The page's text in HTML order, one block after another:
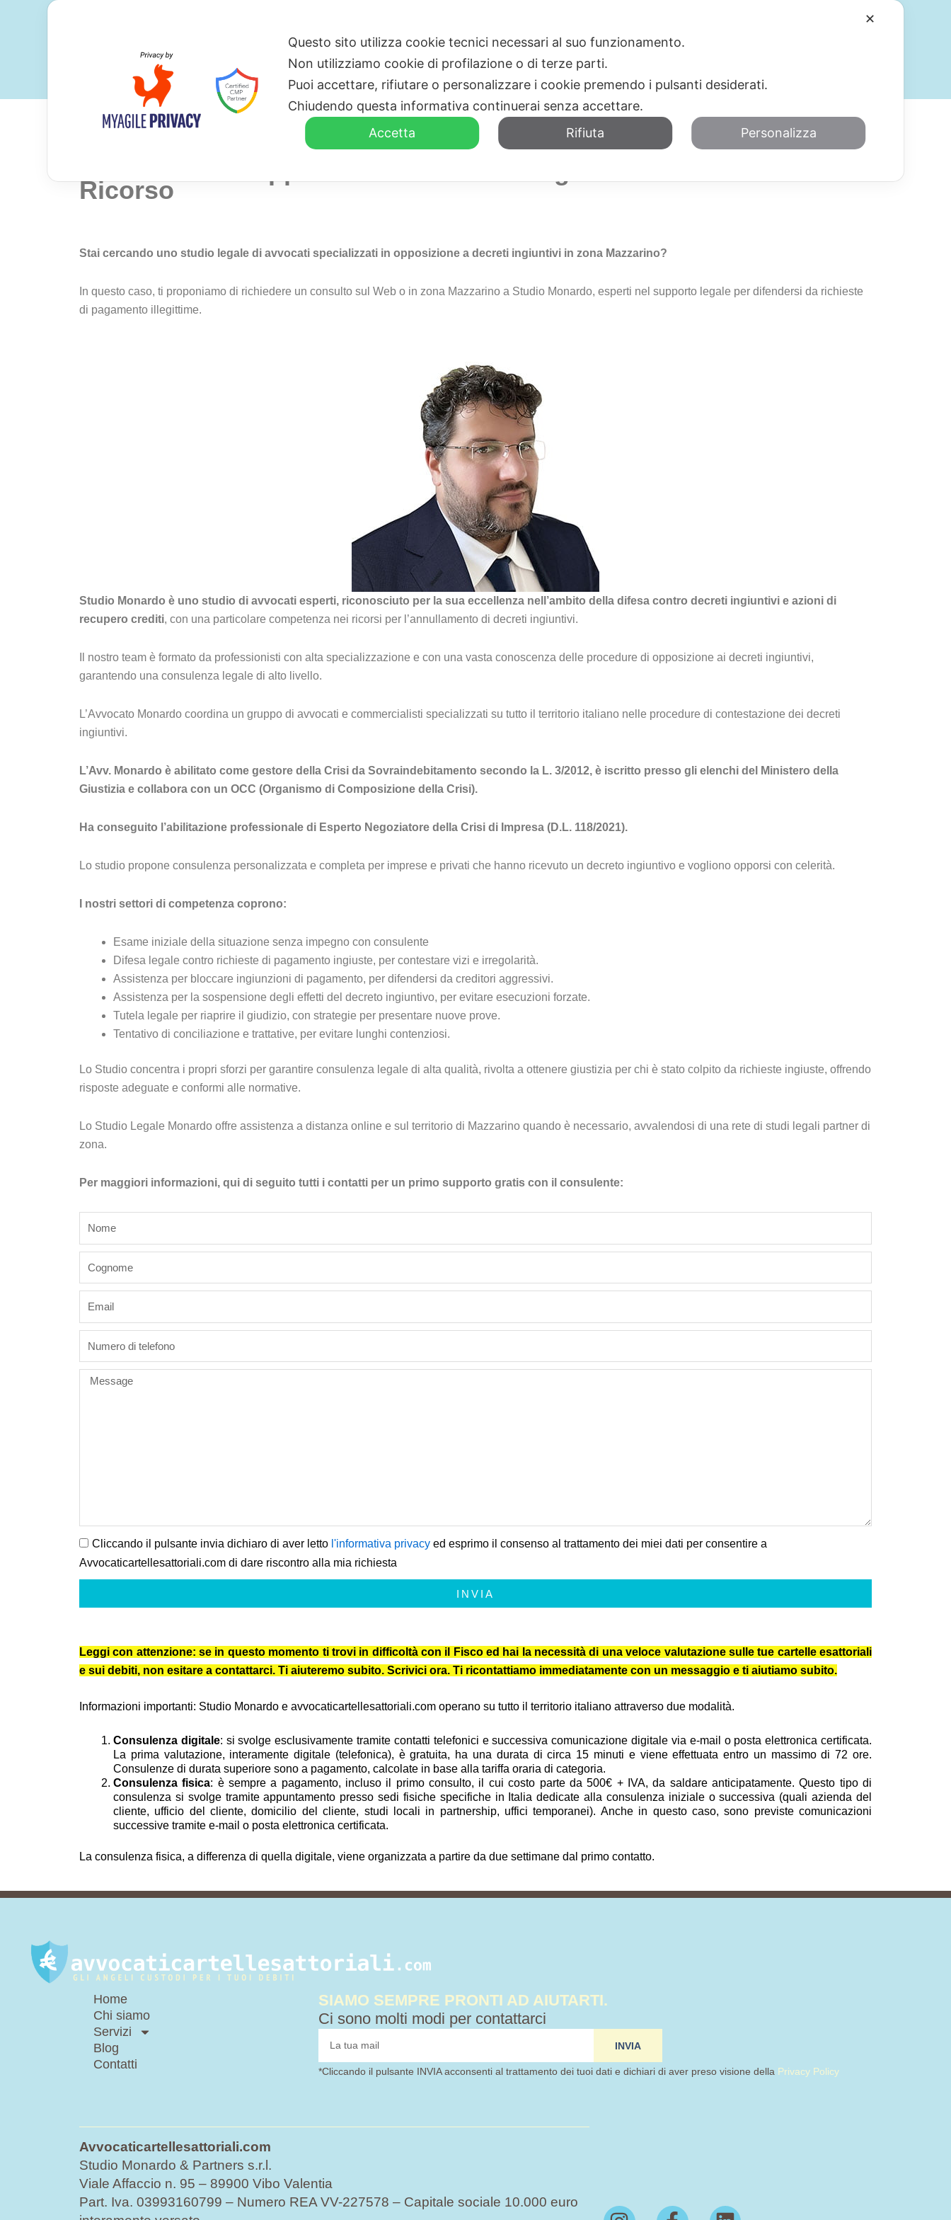
HOME CHI SIAMO SERVIZI
Ricorso
Stai cercando uno studio legale di avvocati specializzati in opposizione a decreti ingiuntivi in zona Mazzarino?
In questo caso, ti proponiamo di richiedere un consulto sul Web o in zona Mazzarino a Studio Monardo, esperti nel supporto legale per difendersi da richieste
di pagamento illegittime.
Studio Monardo è uno studio di avvocati esperti, riconosciuto per la sua eccellenza nell’ambito della difesa contro decreti ingiuntivi e azioni di
recupero crediti, con una particolare competenza nei ricorsi per l’annullamento di decreti ingiuntivi.
Il nostro team è formato da professionisti con alta specializzazione e con una vasta conoscenza delle procedure di opposizione ai decreti ingiuntivi,
garantendo una consulenza legale di alto livello.
L’Avvocato Monardo coordina un gruppo di avvocati e commercialisti specializzati su tutto il territorio italiano nelle procedure di contestazione dei decreti
ingiuntivi.
L’Avv. Monardo è abilitato come gestore della Crisi da Sovraindebitamento secondo la L. 3/2012, è iscritto presso gli elenchi del Ministero della
Giustizia e collabora con un OCC (Organismo di Composizione della Crisi).
Ha conseguito l’abilitazione professionale di Esperto Negoziatore della Crisi di Impresa (D.L. 118/2021).
Lo studio propone consulenza personalizzata e completa per imprese e privati che hanno ricevuto un decreto ingiuntivo e vogliono opporsi con celerità.
I nostri settori di competenza coprono:
Esame iniziale della situazione senza impegno con consulente
Difesa legale contro richieste di pagamento ingiuste, per contestare vizi e irregolarità.
Assistenza per bloccare ingiunzioni di pagamento, per difendersi da creditori aggressivi.
Assistenza per la sospensione degli effetti del decreto ingiuntivo, per evitare esecuzioni forzate.
Tutela legale per riaprire il giudizio, con strategie per presentare nuove prove.
Tentativo di conciliazione e trattative, per evitare lunghi contenziosi.
Lo Studio concentra i propri sforzi per garantire consulenza legale di alta qualità, rivolta a ottenere giustizia per chi è stato colpito da richieste ingiuste, offrendo
risposte adeguate e conformi alle normative.
Lo Studio Legale Monardo offre assistenza a distanza online e sul territorio di Mazzarino quando è necessario, avvalendosi di una rete di studi legali partner di
zona.
Per maggiori informazioni, qui di seguito tutti i contatti per un primo supporto gratis con il consulente:
Message
Cliccando il pulsante invia dichiaro di aver letto l'informativa privacy ed esprimo il consenso al trattamento dei miei dati per consentire a
Avvocaticartellesattoriali.com di dare riscontro alla mia richiesta
INVIA
Leggi con attenzione: se in questo momento ti trovi in difficoltà con il Fisco ed hai la necessità di una veloce valutazione sulle tue cartelle esattoriali
e sui debiti, non esitare a contattarci. Ti aiuteremo subito. Scrivici ora. Ti ricontattiamo immediatamente con un messaggio e ti aiutiamo subito.
Informazioni importanti: Studio Monardo e avvocaticartellesattoriali.com operano su tutto il territorio italiano attraverso due modalità.
Consulenza digitale: si svolge esclusivamente tramite contatti telefonici e successiva comunicazione digitale via e-mail o posta elettronica certificata.
La prima valutazione, interamente digitale (telefonica), è gratuita, ha una durata di circa 15 minuti e viene effettuata entro un massimo di 72 ore.
Consulenze di durata superiore sono a pagamento, calcolate in base alla tariffa oraria di categoria.
Consulenza fisica: è sempre a pagamento, incluso il primo consulto, il cui costo parte da 500€ + IVA, da saldare anticipatamente. Questo tipo di
consulenza si svolge tramite appuntamento presso sedi fisiche specifiche in Italia dedicate alla consulenza iniziale o successiva (quali azienda del
cliente, ufficio del cliente, domicilio del cliente, studi locali in partnership, uffici temporanei). Anche in questo caso, sono previste comunicazioni
successive tramite e-mail o posta elettronica certificata.
La consulenza fisica, a differenza di quella digitale, viene organizzata a partire da due settimane dal primo contatto.
Home
Chi siamo
Servizi
Blog
Contatti
SIAMO SEMPRE PRONTI AD AIUTARTI.
Ci sono molti modi per contattarci
INVIA
*Cliccando il pulsante INVIA acconsenti al trattamento dei tuoi dati e dichiari di aver preso visione della Privacy Policy
Avvocaticartellesattoriali.com
Studio Monardo & Partners s.r.l.
Viale Affaccio n. 95 – 89900 Vibo Valentia
Part. Iva. 03993160799 – Numero REA VV-227578 – Capitale sociale 10.000 euro
I F L
✕
Questo sito utilizza cookie tecnici necessari al suo funzionamento.
Non utilizziamo cookie di profilazione o di terze parti.
Puoi accettare, rifiutare o personalizzare i cookie premendo i pulsanti desiderati.
Chiudendo questa informativa continuerai senza accettare.
Accetta
Rifiuta Personalizza